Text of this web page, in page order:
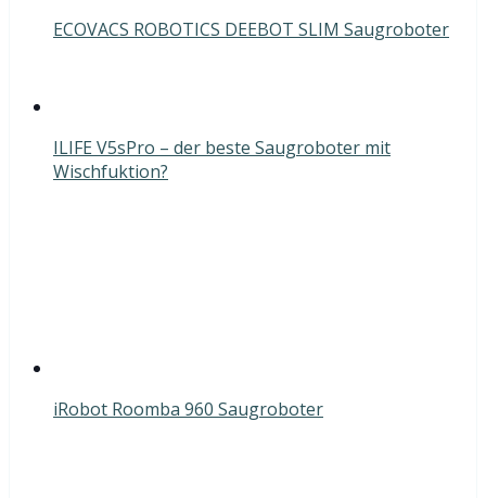
ECOVACS ROBOTICS DEEBOT SLIM Saugroboter
ILIFE V5sPro – der beste Saugroboter mit
Wischfuktion?
iRobot Roomba 960 Saugroboter